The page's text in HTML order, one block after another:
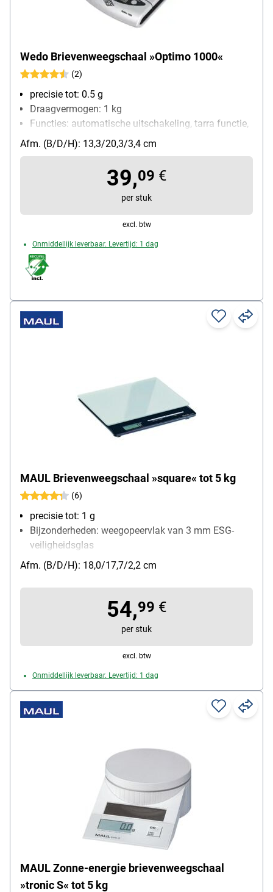
Wedo Brievenweegschaal »Optimo 1000«
(2)
precisie tot: 0.5 g
Draagvermogen: 1 kg
Functies: automatische uitschakeling, tarra functie,
een-knops bediening
soort batterij: AAA / Micro
Afm. (B/D/H): 13,3/20,3/3,4 cm
39,09 €
per stuk
excl. btw
Onmiddellijk leverbaar. Levertijd: 1 dag
MAUL Brievenweegschaal »square« tot 5 kg
(6)
precisie tot: 1 g
Bijzonderheden: weegopeervlak van 3 mm ESG-
veiligheidsglas
Draagvermogen: 5 kg
Functies: Automatische uitschakeling, tarra functie,
gebruikerscalibratie
soort batterij: 3 V Lithium-batterij (CR2032)
Afm. (B/D/H): 18,0/17,7/2,2 cm
54,99 €
per stuk
excl. btw
Onmiddellijk leverbaar. Levertijd: 1 dag
MAUL Zonne-energie brievenweegschaal
»tronic S« tot 5 kg